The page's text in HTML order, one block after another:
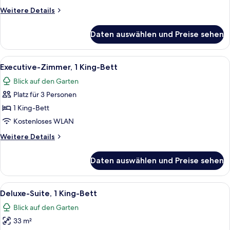
Weitere Details
Weitere
Zimmer,
2 Einzelbetten
Daten auswählen und Preise sehen
Alle
Fotos
für
Executive-
Zimmer,
1 King-
Bett
anzeigen
Ein modernes Hotelzimmer mit
9
Executive-Zimmer, 1 King-Bett
Blick auf den Garten
Platz für 3 Personen
1 King-Bett
Kostenloses WLAN
Weitere Details
Weitere
Zimmer,
1 King-
Bett
Daten auswählen und Preise sehen
Alle
Fotos
für
Deluxe-
Ein modernes Hotelzimmer mit
11
Deluxe-Suite, 1 King-Bett
Blick auf den Garten
33 m²